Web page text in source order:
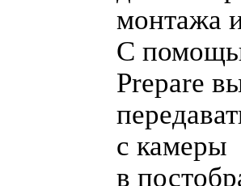
монтажа
С
Prepare
с камеры
в